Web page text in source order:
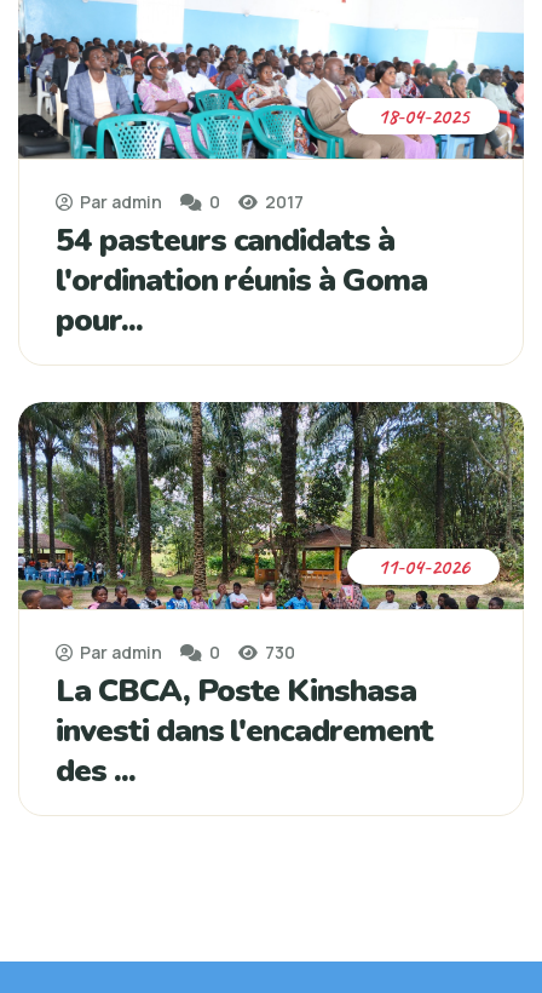
18-04-2025
Par admin 0 2017
54 pasteurs candidats à
l'ordination réunis à Goma
pour...
11-04-2026
Par admin 0 730
La CBCA, Poste Kinshasa
investi dans l'encadrement
des ...